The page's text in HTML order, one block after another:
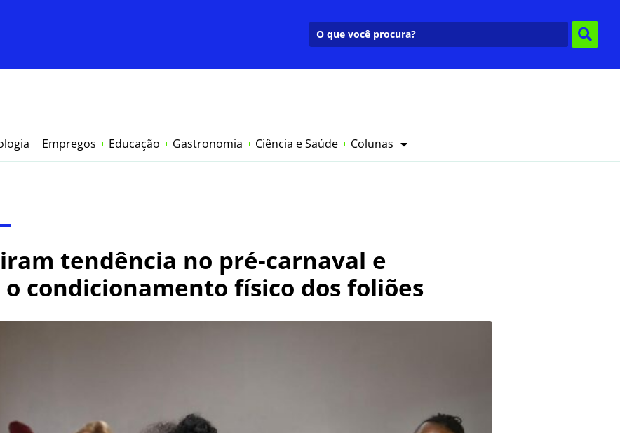
Empregos Educação Gastronomia Ciência e Saúde Colunas
tendência no pré-carnaval e
condicionamento físico dos foliões